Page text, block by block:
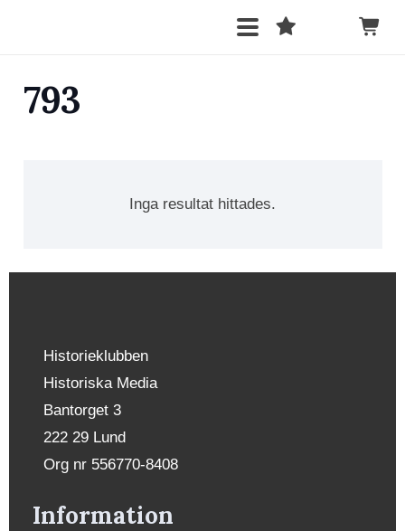
793
Inga resultat hittades.
Historieklubben
Historiska Media
Bantorget 3
222 29 Lund
Org nr 556770-8408
Information